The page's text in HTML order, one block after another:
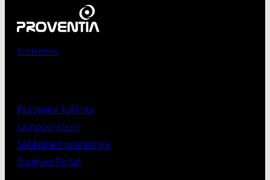
Tuotteemme
Päästöjen hallinta
Lämpöeristeet
Sähköinen voimalinja
Supplier Portal